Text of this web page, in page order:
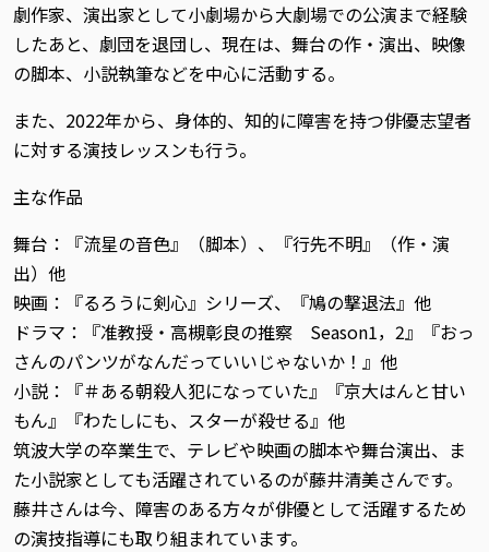
劇作家、演出家として小劇場から大劇場での公演まで経験
したあと、劇団を退団し、現在は、舞台の作・演出、映像
の脚本、小説執筆などを中心に活動する。
また、2022年から、身体的、知的に障害を持つ俳優志望者
に対する演技レッスンも行う。
主な作品
舞台：『流星の音色』（脚本）、『行先不明』（作・演
出）他
映画：『るろうに剣心』シリーズ、『鳩の撃退法』他
ドラマ：『准教授・高槻彰良の推察 Season1，2』『おっ
さんのパンツがなんだっていいじゃないか！』他
小説：『＃ある朝殺人犯になっていた』『京大はんと甘い
もん』『わたしにも、スターが殺せる』他
筑波大学の卒業生で、テレビや映画の脚本や舞台演出、ま
た小説家としても活躍されているのが藤井清美さんです。
藤井さんは今、障害のある方々が俳優として活躍するため
の演技指導にも取り組まれています。